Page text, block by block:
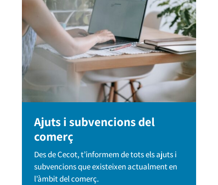
Ajuts i subvencions del
comerç
Des de Cecot, t’informem de tots els ajuts i
subvencions que existeixen actualment en
l’àmbit del comerç.